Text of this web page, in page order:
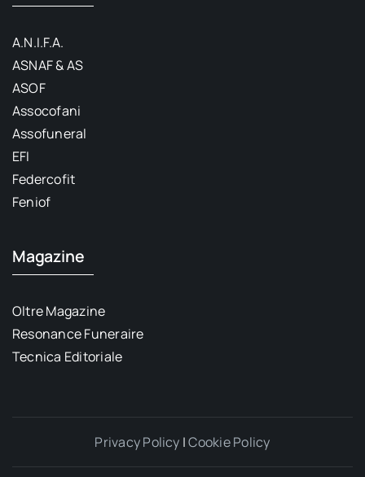
A.N.I.F.A.
ASNAF & AS
ASOF
Assocofani
Assofuneral
EFI
Federcofit
Feniof
Magazine
Oltre Magazine
Resonance Funeraire
Tecnica Editoriale
Privacy Policy |Cookie Policy